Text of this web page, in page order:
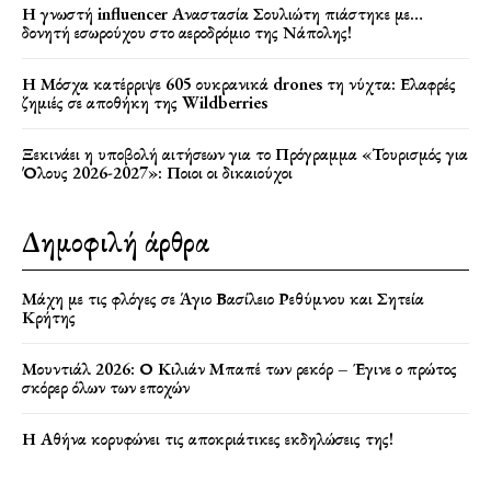
Η γνωστή influencer Αναστασία Σουλιώτη πιάστηκε με…
δονητή εσωρούχου στο αεροδρόμιο της Νάπολης!
Η Μόσχα κατέρριψε 605 ουκρανικά drones τη νύχτα: Ελαφρές
ζημιές σε αποθήκη της Wildberries
Ξεκινάει η υποβολή αιτήσεων για το Πρόγραμμα «Τουρισμός για
Όλους 2026-2027»: Ποιοι οι δικαιούχοι
Δημοφιλή άρθρα
Μάχη με τις φλόγες σε Άγιο Βασίλειο Ρεθύμνου και Σητεία
Κρήτης
Μουντιάλ 2026: Ο Κιλιάν Μπαπέ των ρεκόρ – Έγινε ο πρώτος
σκόρερ όλων των εποχών
Η Αθήνα κορυφώνει τις αποκριάτικες εκδηλώσεις της!